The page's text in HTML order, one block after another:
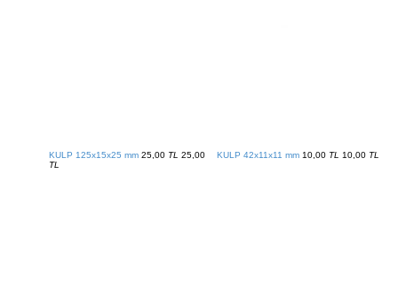
KULP 125x15x25 mm 25,00 TL 25,00
TL
KULP 42x11x11 mm 10,00 TL 10,00 TL